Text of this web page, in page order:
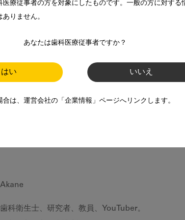
医療従事者の方を対象にしたものです。一般の方に対する
りません。
あなたは歯科医療従事者ですか？
はい いいえ
合は、運営会社の「企業情報」ページへリンクします。
切なのか教えてください。
てください。
る方法を教えてください。
）について教えてください。
えてください。
科衛生士、研究者、教員、YouTuber。